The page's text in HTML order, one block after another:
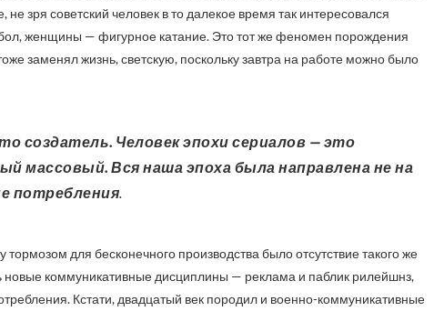
зря советский человек в то далекое время так интересовался
женщины — фигурное катание. Это тот же феномен порождения
заменял жизнь, светскую, поскольку завтра на работе можно было
массовый. Вся наша эпоха была направлена не на
потребления.
для бесконечного производства было отсутствие такого же
новые коммуникативные дисциплины — реклама и паблик рилейшнз,
Кстати, двадцатый век породил и военно-коммуникативные